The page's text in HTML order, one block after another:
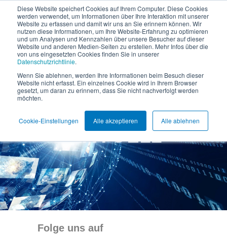
Diese Website speichert Cookies auf Ihrem Computer. Diese Cookies
werden verwendet, um Informationen über Ihre Interaktion mit unserer
Website zu erfassen und damit wir uns an Sie erinnern können. Wir
nutzen diese Informationen, um Ihre Website-Erfahrung zu optimieren
und um Analysen und Kennzahlen über unsere Besucher auf dieser
Website und anderen Medien-Seiten zu erstellen. Mehr Infos über die
von uns eingesetzten Cookies finden Sie in unserer
Datenschutzrichtlinie.
Wenn Sie ablehnen, werden Ihre Informationen beim Besuch dieser
Website nicht erfasst. Ein einzelnes Cookie wird in Ihrem Browser
gesetzt, um daran zu erinnern, dass Sie nicht nachverfolgt werden
möchten.
Cookie-Einstellungen Alle akzeptieren Alle ablehnen
AKTUELL
Folge uns auf